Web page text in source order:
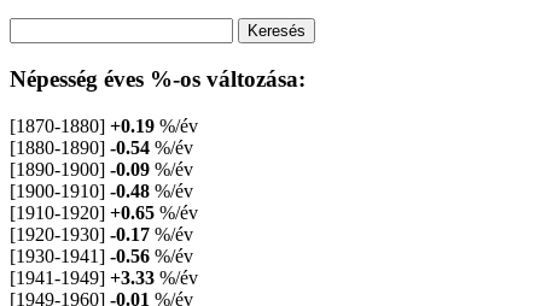
Népesség éves %-os változása:
[1870-1880] +0.19 %/év
[1880-1890] -0.54 %/év
[1890-1900] -0.09 %/év
[1900-1910] -0.48 %/év
[1910-1920] +0.65 %/év
[1920-1930] -0.17 %/év
[1930-1941] -0.56 %/év
[1941-1949] +3.33 %/év
[1949-1960] -0.01 %/év